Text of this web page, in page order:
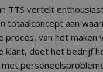
TTS vertelt
totaalconcept aan
van het maken
doet het bedrijf